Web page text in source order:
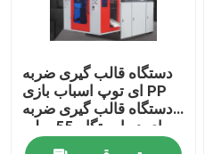
دستگاه قالب گیری ضربه
ای توپ اسباب بازی PP
دستگاه قالب گیری ضربه
ای دو ایستگاه 55 میلی